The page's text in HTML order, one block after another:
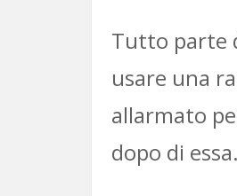
Tutto parte
usare una
allarmato
dopo di